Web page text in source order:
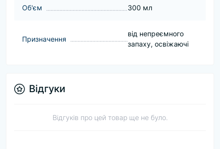
Об'єм 300 мл
Призначення
від непреємного
запаху, освіжаючі
Відгуки
Відгуків про цей товар ще не було.